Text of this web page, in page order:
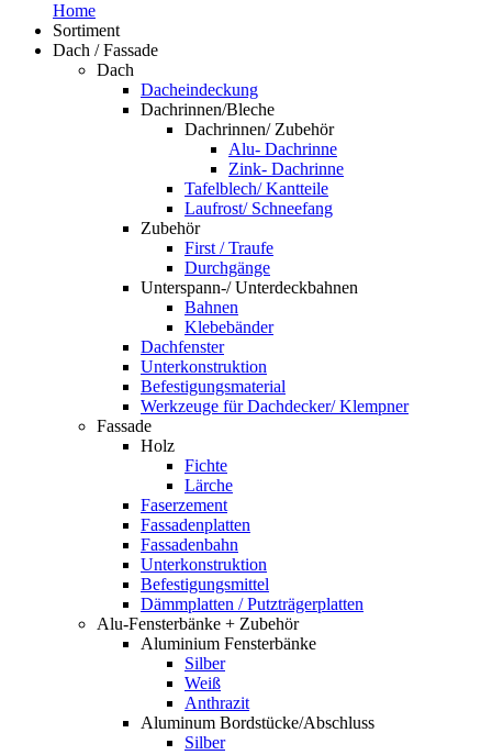
Home
Sortiment
Dach / Fassade
Dach
Dacheindeckung
Dachrinnen/Bleche
Dachrinnen/ Zubehör
Alu- Dachrinne
Zink- Dachrinne
Tafelblech/ Kantteile
Laufrost/ Schneefang
Zubehör
First / Traufe
Durchgänge
Unterspann-/ Unterdeckbahnen
Bahnen
Klebebänder
Dachfenster
Unterkonstruktion
Befestigungsmaterial
Werkzeuge für Dachdecker/ Klempner
Fassade
Holz
Fichte
Lärche
Faserzement
Fassadenplatten
Fassadenbahn
Unterkonstruktion
Befestigungsmittel
Dämmplatten / Putzträgerplatten
Alu-Fensterbänke + Zubehör
Aluminium Fensterbänke
Silber
Weiß
Anthrazit
Aluminum Bordstücke/Abschluss
Silber